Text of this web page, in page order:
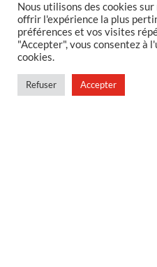
Politique de
Conditions
Nous utilisons des cookies
offrir l'expérience la plus
préférences et vos visites
"Accepter", vous consentez à
cookies.
Refuser Accepter